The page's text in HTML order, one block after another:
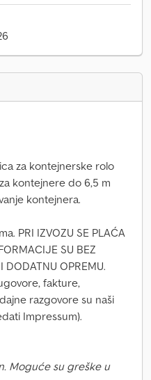
za kontejnerske rolo
kontejnere do 6,5 m
kontejnera.
PRI IZVOZU SE PLAĆA
SU BEZ
DODATNU OPREMU.
fakture,
razgovore su naši
Impressum).
Moguće su greške u